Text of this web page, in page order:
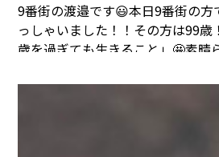
9番街の渡邉です😃本日9番街の方
っしゃいました！！ その方は99歳
歳を過ぎても生きること」🤩素晴
いただけたらなと思いました！